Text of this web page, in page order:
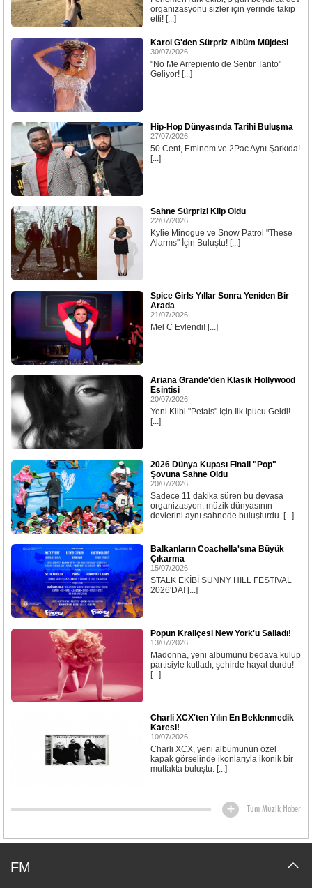
organizasyonu sizler için yerinde takip
etti! [...]
Karol G'den Sürpriz Albüm Müjdesi
30/07/2026
"No Me Arrepiento de Sentir Tanto"
Geliyor! [...]
Hip-Hop Dünyasında Tarihi Buluşma
27/07/2026
50 Cent, Eminem ve 2Pac Aynı Şarkıda!
[...]
Sahne Sürprizi Klip Oldu
22/07/2026
Kylie Minogue ve Snow Patrol "These
Alarms" İçin Buluştu! [...]
Spice Girls Yıllar Sonra Yeniden Bir
Arada
21/07/2026
Mel C Evlendi! [...]
Ariana Grande'den Klasik Hollywood
Esintisi
20/07/2026
Yeni Klibi "Petals" İçin İlk İpucu Geldi!
[...]
2026 Dünya Kupası Finali "Pop"
Şovuna Sahne Oldu
20/07/2026
Sadece 11 dakika süren bu devasa
organizasyon; müzik dünyasının
devlerini aynı sahnede buluşturdu. [...]
Balkanların Coachella'sına Büyük
Çıkarma
15/07/2026
STALK EKİBİ SUNNY HILL FESTIVAL
2026'DA! [...]
Popun Kraliçesi New York'u Salladı!
13/07/2026
Madonna, yeni albümünü bedava kulüp
partisiyle kutladı, şehirde hayat durdu!
[...]
Charli XCX'ten Yılın En Beklenmedik
Karesi!
10/07/2026
Charli XCX, yeni albümünün özel
kapak görselinde ikonlarıyla ikonik bir
mutfakta buluştu. [...]
Tüm Müzik Haber
FM